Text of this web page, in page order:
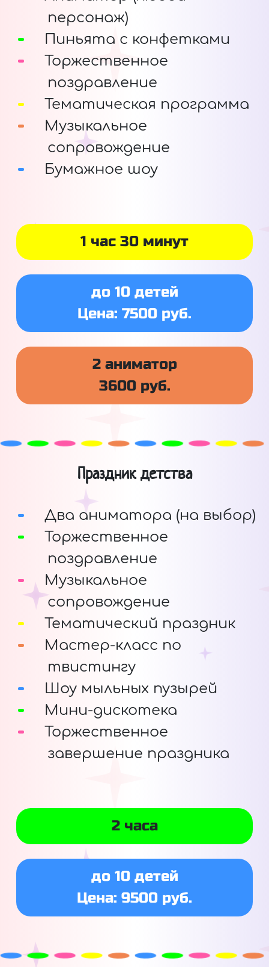
персонаж)
Пиньята с конфетками
Торжественное
поздравление
Тематическая программа
Музыкальное
сопровождение
Бумажное шоу
1 час 30 минут
до 10 детей
Цена: 7500 руб.
2 аниматор
3600 руб.
Праздник детства
Два аниматора (на выбор)
Торжественное
поздравление
Музыкальное
сопровождение
Тематический праздник
Мастер-класс по
твистингу
Шоу мыльных пузырей
Мини-дискотека
Торжественное
завершение праздника
2 часа
до 10 детей
Цена: 9500 руб.